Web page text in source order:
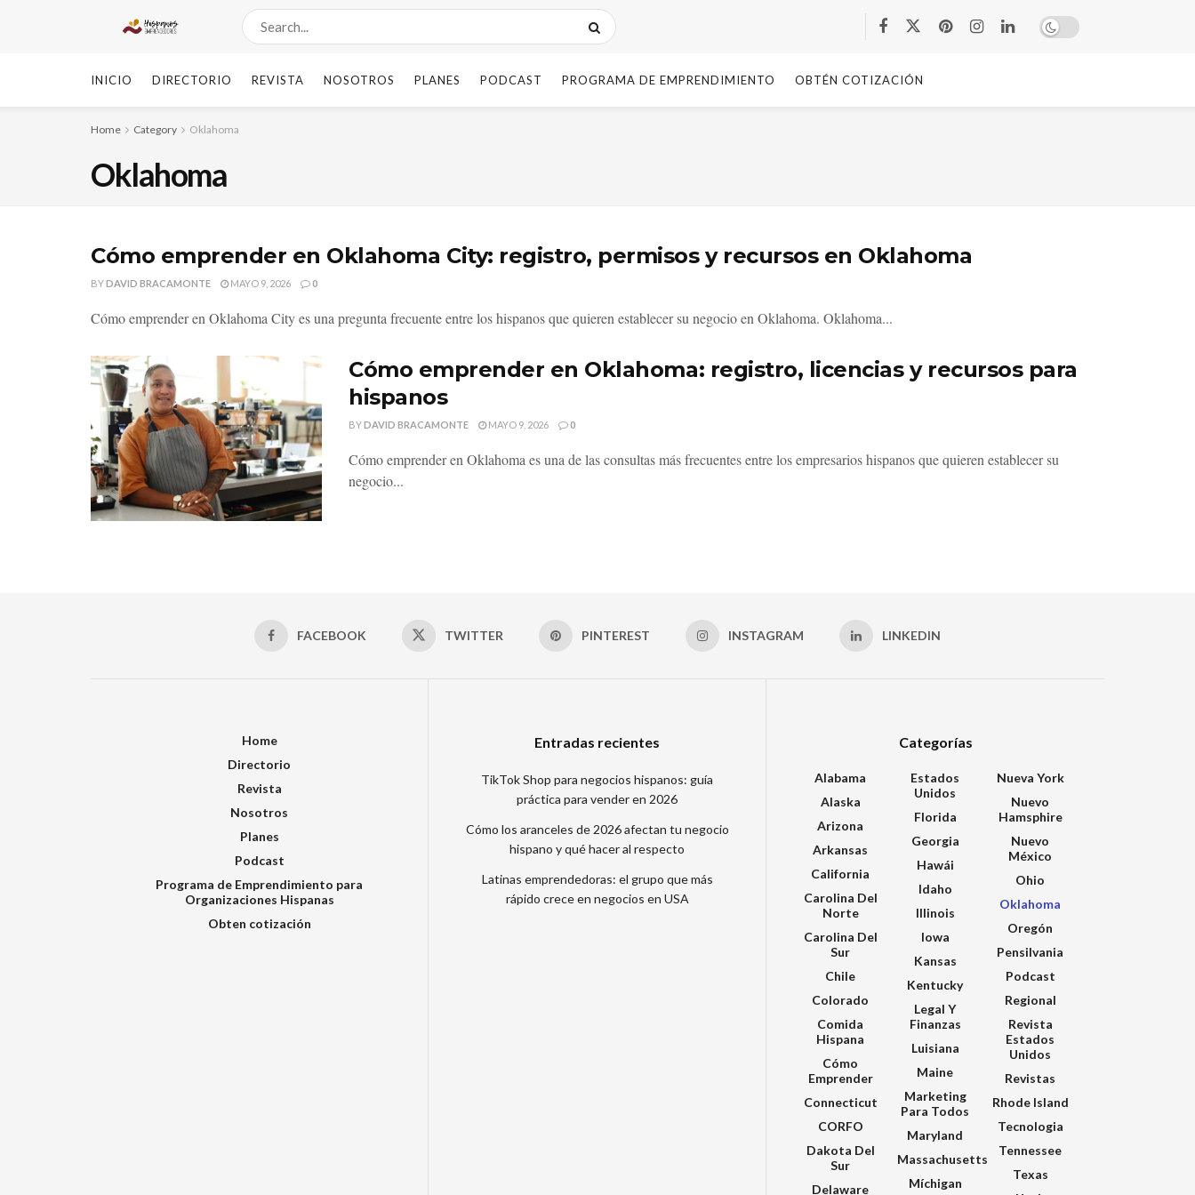
INICIO DIRECTORIO REVISTA NOSOTROS PLANES PODCAST PROGRAMA DE EMPRENDIMIENTO OBTÉN COTIZACIÓN
Home Category Oklahoma
Oklahoma
Cómo emprender en Oklahoma City: registro, permisos y recursos en Oklahoma
BYDAVID BRACAMONTE MAYO 9, 2026 0
Cómo emprender en Oklahoma City es una pregunta frecuente entre los hispanos que quieren establecer su negocio en Oklahoma. Oklahoma...
Cómo emprender en Oklahoma: registro, licencias y recursos para
hispanos
BYDAVID BRACAMONTE MAYO 9, 2026 0
Cómo emprender en Oklahoma es una de las consultas más frecuentes entre los empresarios hispanos que quieren establecer su
negocio...
FACEBOOK TWITTER PINTEREST INSTAGRAM LINKEDIN
Home
Directorio
Revista
Nosotros
Planes
Podcast
Programa de Emprendimiento para
Organizaciones Hispanas
Obten cotización
Entradas recientes
TikTok Shop para negocios hispanos: guía
práctica para vender en 2026
Cómo los aranceles de 2026 afectan tu negocio
hispano y qué hacer al respecto
Latinas emprendedoras: el grupo que más
rápido crece en negocios en USA
Categorías
Alabama
Alaska
Arizona
Arkansas
California
Carolina Del
Norte
Carolina Del
Sur
Chile
Colorado
Comida
Hispana
Cómo
Emprender
Connecticut
CORFO
Dakota Del
Sur
Delaware
Estados
Unidos
Florida
Georgia
Hawái
Idaho
Illinois
Iowa
Kansas
Kentucky
Legal Y
Finanzas
Luisiana
Maine
Marketing
Para Todos
Maryland
Massachusetts
Míchigan
Nueva York
Nuevo
Hamsphire
Nuevo
México
Ohio
Oklahoma
Oregón
Pensilvania
Podcast
Regional
Revista
Estados
Unidos
Revistas
Rhode Island
Tecnologia
Tennessee
Texas